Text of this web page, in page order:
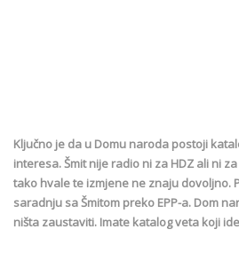
Ključno je da u Domu naroda postoji
interesa. Šmit nije radio ni za HDZ ali ni
tako hvale te izmjene ne znaju dovoljno.
saradnju sa Šmitom preko EPP-a. Dom
ništa zaustaviti. Imate katalog veta koji